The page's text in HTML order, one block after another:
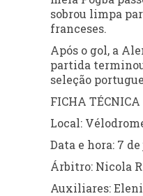
sobrou limpa
franceses.
Após o gol, a
partida
seleção
FICHA
Local:
Data e hora: 7
Árbitro: Nicola
Auxiliares: